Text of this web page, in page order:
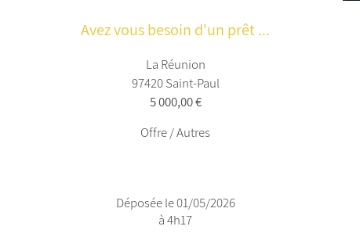
Avez vous besoin d'un prêt ...
La Réunion
97420 Saint-Paul
5 000,00 €
Offre / Autres
Déposée le 01/05/2026
à 4h17